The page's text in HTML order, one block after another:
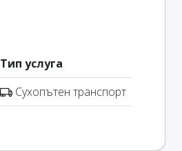
Тип услуга
Сухопътен транспорт